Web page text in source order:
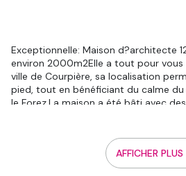
Exceptionnelle: Maison d?architecte
environ 2000m2Elle a tout pour vous
ville de Courpière, sa localisation
pied, tout en bénéficiant du calme
le Forez.La maison a été bâti avec
lumineuse et fonctionnelle.Pour en
hésitez par visualiser la visite
pas, il nous faut bien lui trouver à
AFFICHER PLUS